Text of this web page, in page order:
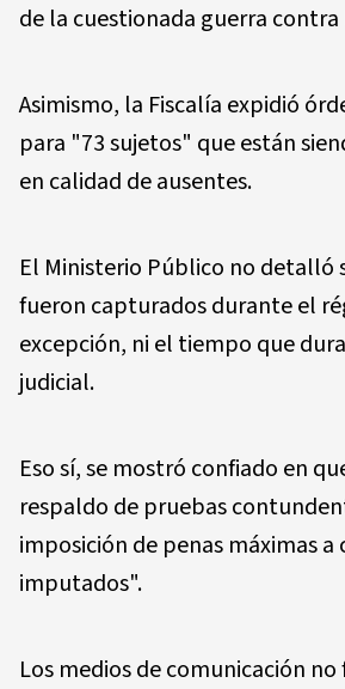
de la cuestionada guerra
Asimismo, la Fiscalía expidió
para "73 sujetos" que están
en calidad de ausentes.
El Ministerio Público no detalló
fueron capturados durante el
excepción, ni el tiempo que
judicial.
Eso sí, se mostró confiado en
respaldo de pruebas
imposición de penas máximas a
imputados".
Los medios de comunicación